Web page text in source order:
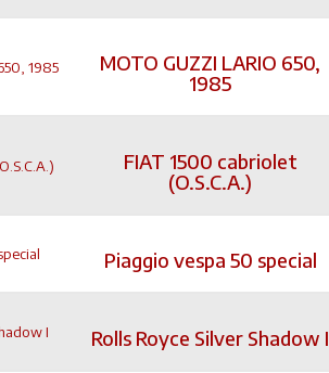
MOTO GUZZI LARIO 650,
1985
FIAT 1500 cabriolet
(O.S.C.A.)
Piaggio vespa 50 special
Rolls Royce Silver Shadow I